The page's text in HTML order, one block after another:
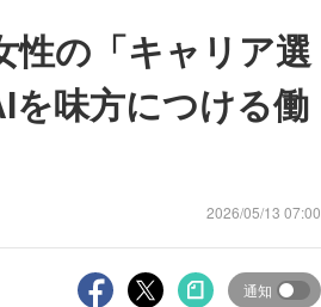
性の「キャリア選
味方につける働
2026/05/13 07:00
通知